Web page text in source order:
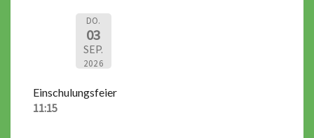
DO.
03
SEP.
2026
Einschulungsfeier
11:15